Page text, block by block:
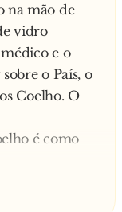
todos os
na mão de
vidro
e o
o País, o
Coelho. O
é como
o médico
uma